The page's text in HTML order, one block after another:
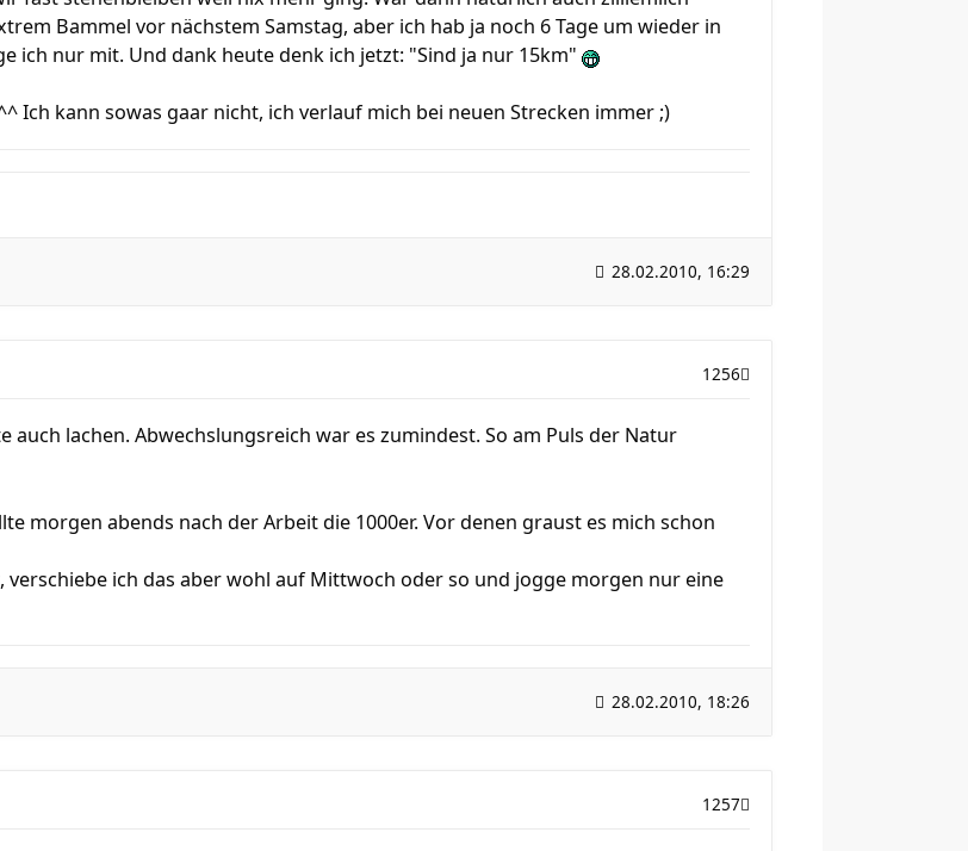
Bammel vor nächstem Samstag, aber ich hab ja noch 6 Tage um wieder in
ich nur mit. Und dank heute denk ich jetzt: "Sind ja nur 15km"
Ich kann sowas gaar nicht, ich verlauf mich bei neuen Strecken immer ;)
28.02.2010, 16:29
1256
auch lachen. Abwechslungsreich war es zumindest. So am Puls der Natur
morgen abends nach der Arbeit die 1000er. Vor denen graust es mich schon
ich das aber wohl auf Mittwoch oder so und jogge morgen nur eine
28.02.2010, 18:26
1257